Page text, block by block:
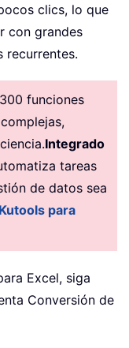
clics, lo que
con grandes
recurrentes.
funciones
Integrado
tareas
de datos sea
para
Excel, siga
Conversión de